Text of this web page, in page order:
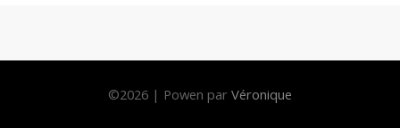
©2026 | Powen par Véronique